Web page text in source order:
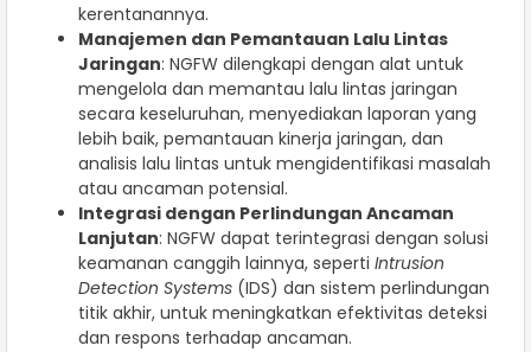
kerentanannya.
Manajemen dan Pemantauan Lalu Lintas
Jaringan: NGFW dilengkapi dengan alat untuk
mengelola dan memantau lalu lintas jaringan
secara keseluruhan, menyediakan laporan yang
lebih baik, pemantauan kinerja jaringan, dan
analisis lalu lintas untuk mengidentifikasi masalah
atau ancaman potensial.
Integrasi dengan Perlindungan Ancaman
Lanjutan: NGFW dapat terintegrasi dengan solusi
keamanan canggih lainnya, seperti Intrusion
Detection Systems (IDS) dan sistem perlindungan
titik akhir, untuk meningkatkan efektivitas deteksi
dan respons terhadap ancaman.